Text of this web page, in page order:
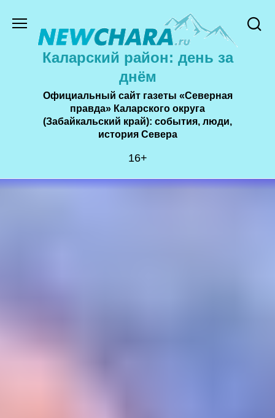
содержанию
Каларский район: день за
днём
Официальный сайт газеты «Северная
правда» Каларского округа
(Забайкальский край): события, люди,
история Cевера
16+